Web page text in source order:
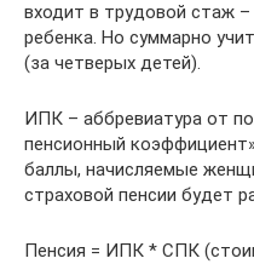
входит в трудовой стаж
ребенка. Но суммарно
(за четверых детей).
ИПК – аббревиатура от
пенсионный
баллы, начисляемые
страховой пенсии будет
Пенсия = ИПК * СПК